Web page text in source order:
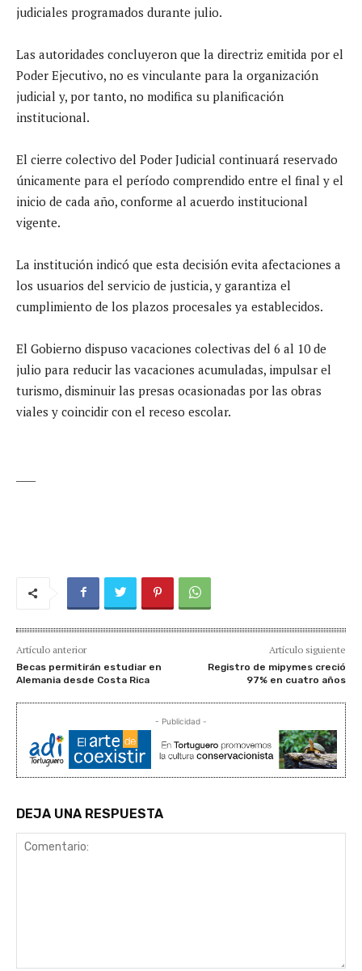
judiciales programados durante julio.
Las autoridades concluyeron que la directriz emitida por el
Poder Ejecutivo, no es vinculante para la organización
judicial y, por tanto, no modifica su planificación
institucional.
El cierre colectivo del Poder Judicial continuará reservado
únicamente para el período comprendido entre el final y el
inicio de cada año, conforme al acuerdo institucional
vigente.
La institución indicó que esta decisión evita afectaciones a
los usuarios del servicio de justicia, y garantiza el
cumplimiento de los plazos procesales ya establecidos.
El Gobierno dispuso vacaciones colectivas del 6 al 10 de
julio para reducir las vacaciones acumuladas, impulsar el
turismo, disminuir las presas ocasionadas por las obras
viales y coincidir con el receso escolar.
Artículo anterior
Becas permitirán estudiar en
Alemania desde Costa Rica
Artículo siguiente
Registro de mipymes creció
97% en cuatro años
- Publicidad -
DEJA UNA RESPUESTA